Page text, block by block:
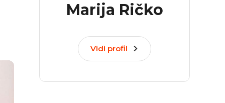
Marija Ričko
Vidi profil